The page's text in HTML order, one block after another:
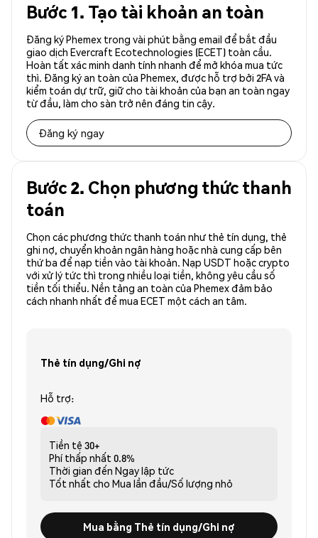
Bước 1. Tạo tài khoản an toàn
Đăng ký Phemex trong vài phút bằng email để bắt đầu
giao dịch Evercraft Ecotechnologies (ECET) toàn cầu.
Hoàn tất xác minh danh tính nhanh để mở khóa mua tức
thì. Đăng ký an toàn của Phemex, được hỗ trợ bởi 2FA và
kiểm toán dự trữ, giữ cho tài khoản của bạn an toàn ngay
từ đầu, làm cho sàn trở nên đáng tin cậy.
Đăng ký ngay
Bước 2. Chọn phương thức thanh
toán
Chọn các phương thức thanh toán như thẻ tín dụng, thẻ
ghi nợ, chuyển khoản ngân hàng hoặc nhà cung cấp bên
thứ ba để nạp tiền vào tài khoản. Nạp USDT hoặc crypto
với xử lý tức thì trong nhiều loại tiền, không yêu cầu số
tiền tối thiểu. Nền tảng an toàn của Phemex đảm bảo
cách nhanh nhất để mua ECET một cách an tâm.
Thẻ tín dụng/Ghi nợ
Hỗ trợ:
Tiền tệ 30+
Phí thấp nhất 0.8%
Thời gian đến Ngay lập tức
Tốt nhất cho Mua lần đầu/Số lượng nhỏ
Mua bằng Thẻ tín dụng/Ghi nợ